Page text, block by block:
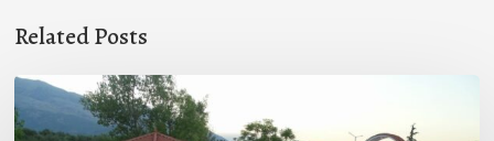
Related Posts
Πρόσκληση
προς